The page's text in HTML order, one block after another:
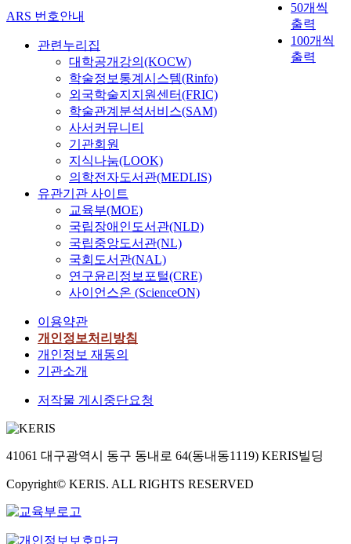
50개씩
출력
100개씩
출력
ARS 번호안내
관련누리집
대학공개강의(KOCW)
학술정보통계시스템(Rinfo)
외국학술지지원센터(FRIC)
학술관계분석서비스(SAM)
사서커뮤니티
기관회원
지식나눔(LOOK)
의학전자도서관(MEDLIS)
유관기관 사이트
교육부(MOE)
국립장애인도서관(NLD)
국립중앙도서관(NL)
국회도서관(NAL)
연구윤리정보포털(CRE)
사이언스온 (ScienceON)
이용약관
개인정보처리방침
개인정보 재동의
기관소개
저작물 게시중단요청
41061 대구광역시 동구 동내로 64(동내동1119) KERIS빌딩
Copyright© KERIS. ALL RIGHTS RESERVED